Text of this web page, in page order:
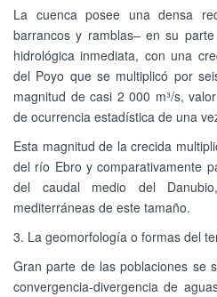
La cuenca posee una densa
barrancos y ramblas– en su
hidrológica inmediata, con una
del Poyo que se multiplicó por
magnitud de casi 2 000 m³/s,
de ocurrencia estadística de una
Esta magnitud de la crecida
del río Ebro y comparativamente
del caudal medio del
mediterráneas de este tamaño.
3. La geomorfología o formas del
Gran parte de las poblaciones se
convergencia-divergencia de